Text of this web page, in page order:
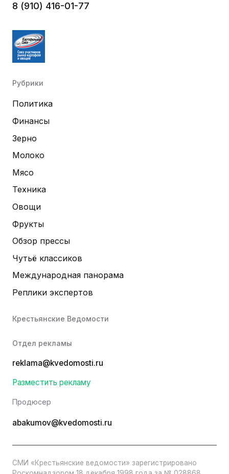
8 (910) 416-01-77
Рубрики
Политика
Финансы
Зерно
Молоко
Мясо
Техника
Овощи
Фрукты
Обзор прессы
Чутьё классиков
Международная панорама
Реплики экспертов
Крестьянские Ведомости
Отдел рекламы
reklama@kvedomosti.ru
Разместить рекламу
Продюсер
abakumov@kvedomosti.ru
СМИ «Крестьянские ведомости» зарегистрировано